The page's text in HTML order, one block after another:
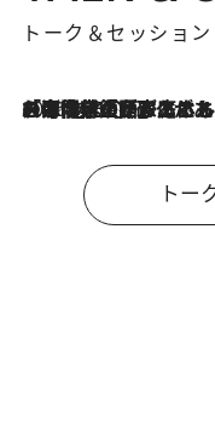
トーク＆セッション
2026.8.3
「今後値上げがあるとすれば…」「リスクがあるのは今年の冬」エネルギー専門家が語る、ホルムズ海峡封鎖が家庭にもたらす“ある心配”
トー